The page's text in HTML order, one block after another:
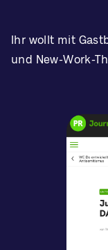
Ihr wollt mit
und New-Work-